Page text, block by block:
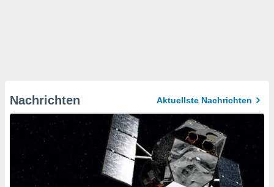
Nachrichten Aktuellste Nachrichten